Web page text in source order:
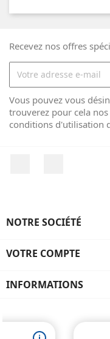
Recevez nos offres
Vous pouvez vous
trouverez pour cela
conditions d'utilisation
NOTRE SOCIÉTÉ
VOTRE COMPTE
INFORMATIONS